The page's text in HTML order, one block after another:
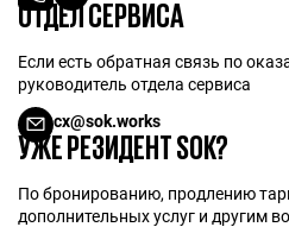
ОТДЕЛ СЕРВИСА
Если есть обратная связь по
руководитель отдела сервиса
cx@sok.works
УЖЕ РЕЗИДЕНТ SOK?
По бронированию, продлению
дополнительных услуг и другим